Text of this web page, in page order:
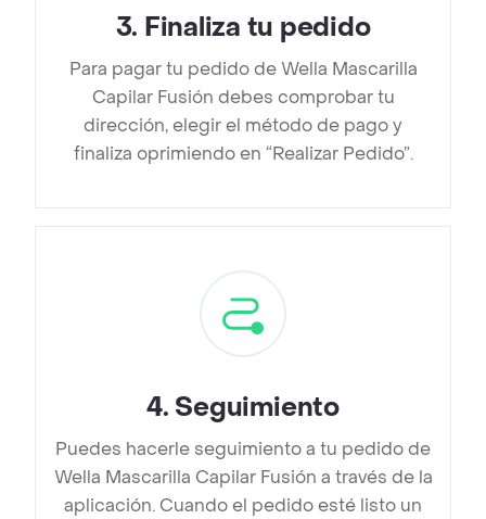
3. Finaliza tu pedido
Para pagar tu pedido de Wella Mascarilla
Capilar Fusión debes comprobar tu
dirección, elegir el método de pago y
finaliza oprimiendo en “Realizar Pedido”.
4. Seguimiento
Puedes hacerle seguimiento a tu pedido de
Wella Mascarilla Capilar Fusión a través de la
aplicación. Cuando el pedido esté listo un